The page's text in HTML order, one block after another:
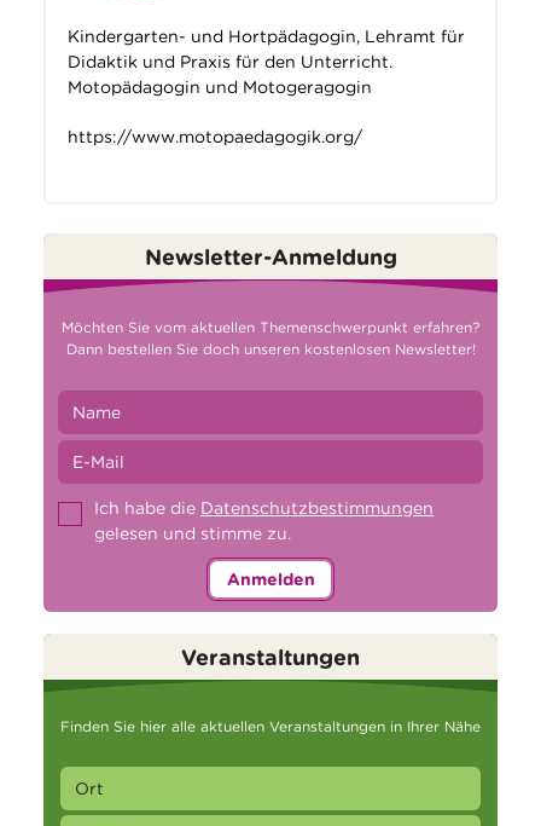
Kindergarten- und Hortpädagogin, Lehramt für
Didaktik und Praxis für den Unterricht.
Motopädagogin und Motogeragogin
https://www.motopaedagogik.org/
Newsletter-Anmeldung
Möchten Sie vom aktuellen Themenschwerpunkt erfahren?
Dann bestellen Sie doch unseren kostenlosen Newsletter!
Ich habe die Datenschutzbestimmungen
gelesen und stimme zu.
Anmelden
Veranstaltungen
Finden Sie hier alle aktuellen Veranstaltungen in Ihrer Nähe